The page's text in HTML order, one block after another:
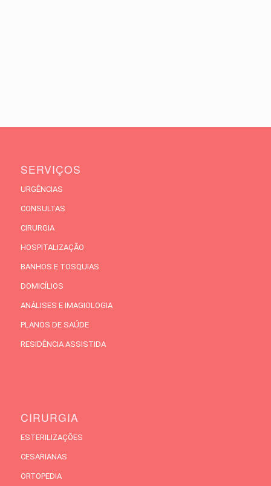
SERVIÇOS
URGÊNCIAS
CONSULTAS
CIRURGIA
HOSPITALIZAÇÃO
BANHOS E TOSQUIAS
DOMICÍLIOS
ANÁLISES E IMAGIOLOGIA
PLANOS DE SAÚDE
RESIDÊNCIA ASSISTIDA
CIRURGIA
ESTERILIZAÇÕES
CESARIANAS
ORTOPEDIA